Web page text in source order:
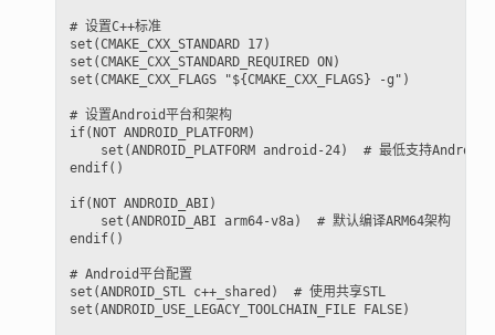
# 设置C++标准
set(CMAKE_CXX_STANDARD 17)
set(CMAKE_CXX_STANDARD_REQUIRED ON)
set(CMAKE_CXX_FLAGS "${CMAKE_CXX_FLAGS} -g")
# 设置Android平台和架构
if(NOT ANDROID_PLATFORM)
set(ANDROID_PLATFORM android-24)  # 最低支持Android
endif()
if(NOT ANDROID_ABI)
    set(ANDROID_ABI arm64-v8a)  # 默认编译ARM64架构
endif()
# Android平台配置
set(ANDROID_STL c++_shared)  # 使用共享STL
set(ANDROID_USE_LEGACY_TOOLCHAIN_FILE FALSE)